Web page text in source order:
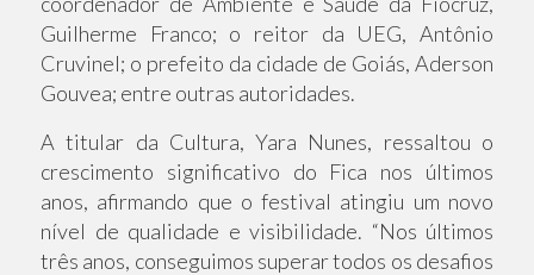
Guilherme Franco; o reitor da UEG, Antônio
Cruvinel; o prefeito da cidade de Goiás, Aderson
Gouvea; entre outras autoridades.
A titular da Cultura, Yara Nunes, ressaltou o
crescimento significativo do Fica nos últimos
anos, afirmando que o festival atingiu um novo
nível de qualidade e visibilidade. “Nos últimos
três anos, conseguimos superar todos os desafios